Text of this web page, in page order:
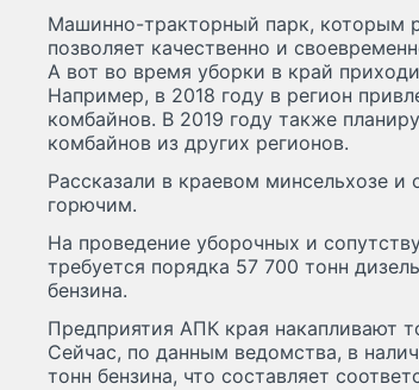
Машинно-тракторный парк, которым
позволяет качественно и
А вот во время уборки в край
Например, в 2018 году в регион
комбайнов. В 2019 году также
комбайнов из других регионов.
Рассказали в краевом минсельхозе и
горючим.
На проведение уборочных и
требуется порядка 57 700 тонн
бензина.
Предприятия АПК края накапливают
Сейчас, по данным ведомства, в
тонн бензина, что составляет